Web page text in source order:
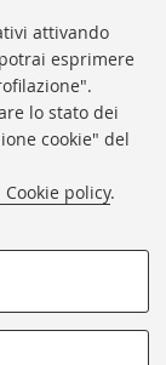
attivando
esprimere
lo stato dei
cookie" del
policy.